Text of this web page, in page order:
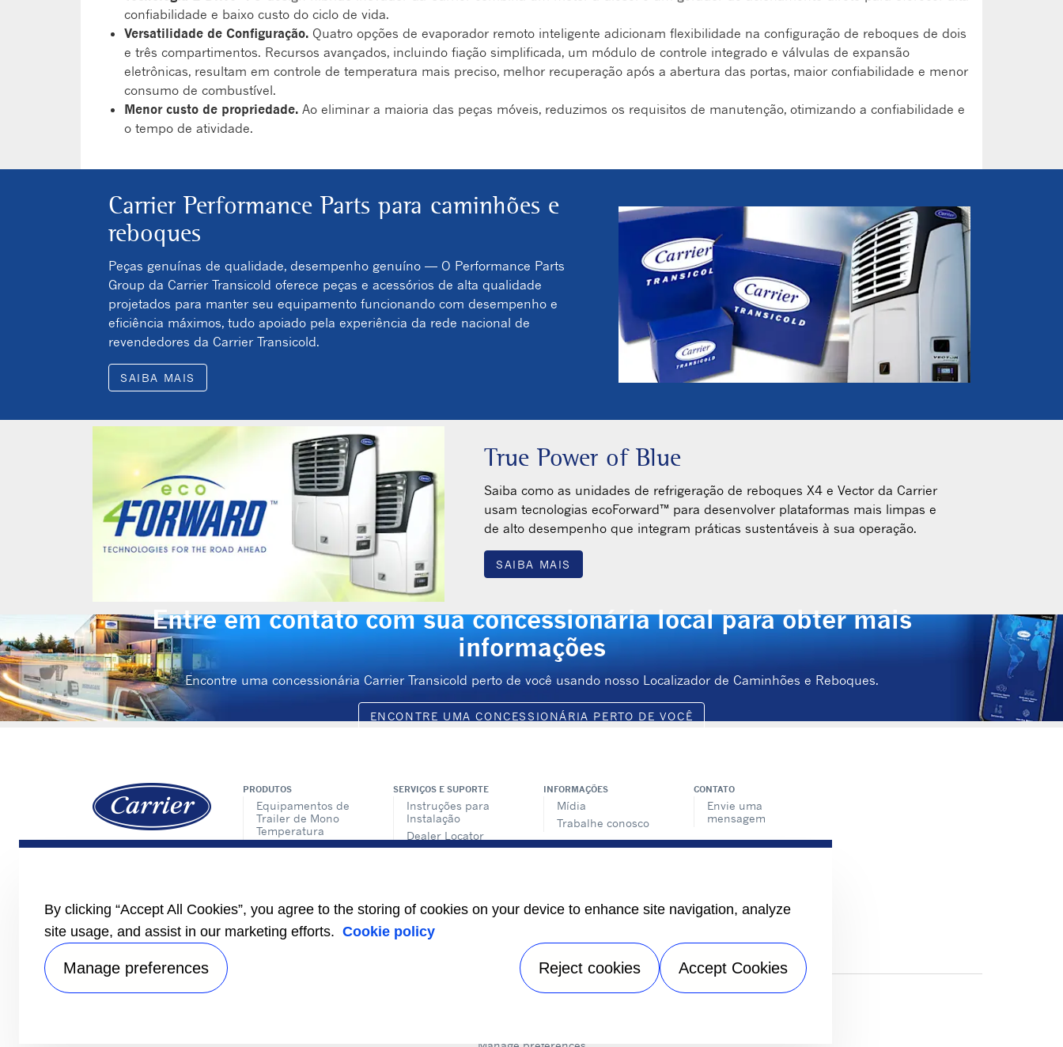
confiabilidade e baixo custo do ciclo de vida.
Versatilidade de Configuração. Quatro opções de evaporador remoto inteligente adicionam flexibilidade na configuração de reboques de dois
e três compartimentos. Recursos avançados, incluindo fiação simplificada, um módulo de controle integrado e válvulas de expansão
eletrônicas, resultam em controle de temperatura mais preciso, melhor recuperação após a abertura das portas, maior confiabilidade e menor
consumo de combustível.
Menor custo de propriedade. Ao eliminar a maioria das peças móveis, reduzimos os requisitos de manutenção, otimizando a confiabilidade e
o tempo de atividade.
Carrier Performance Parts para caminhões e
reboques
Peças genuínas de qualidade, desempenho genuíno — O Performance Parts
Group da Carrier Transicold oferece peças e acessórios de alta qualidade
projetados para manter seu equipamento funcionando com desempenho e
eficiência máximos, tudo apoiado pela experiência da rede nacional de
revendedores da Carrier Transicold.
SAIBA MAIS
True Power of Blue
Saiba como as unidades de refrigeração de reboques X4 e Vector da Carrier
usam tecnologias ecoForward™ para desenvolver plataformas mais limpas e
de alto desempenho que integram práticas sustentáveis à sua operação.
SAIBA MAIS
Entre em contato com sua concessionária local para obter mais
informações
Encontre uma concessionária Carrier Transicold perto de você usando nosso Localizador de Caminhões e Reboques.
ENCONTRE UMA CONCESSIONÁRIA PERTO DE VOCÊ
PRODUTOS
Equipamentos de
Trailer de Mono
Temperatura
Equipamentos de
Temperatura
Direct Drive Truck
Sistema de Controle
SERVIÇOS E SUPORTE
Instruções para
Instalação
Dealer Locator
INFORMAÇÕES
Mídia
Trabalhe conosco
CONTATO
Envie uma
mensagem
SIGA-NOS
Informações Legais|Mapa do Site
By clicking “Accept All Cookies”, you agree to the storing of cookies on your device to enhance site navigation, analyze
site usage, and assist in our marketing efforts. Cookie policy
Manage preferences Reject cookies Accept Cookies